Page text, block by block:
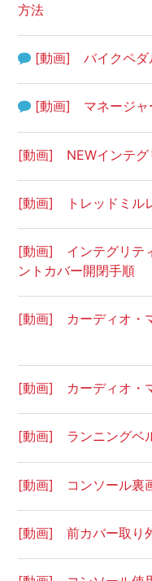
方法
[動画] バイクペダ
[動画] マネージャ
[動画] NEWインテグ
[動画] トレッドミル
[動画] インテグリテ
ントカバー開閉手順
[動画] カーディオ・
[動画] カーディオ・
[動画] ランニングベ
[動画] コンソール裏
[動画] 前カバー取り